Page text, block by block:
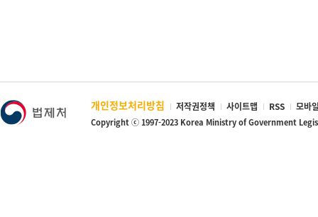
개인정보처리방침 저작권정책 사이트맵 RSS 모바
Copyright ⓒ 1997-2023 Korea Ministry of Government